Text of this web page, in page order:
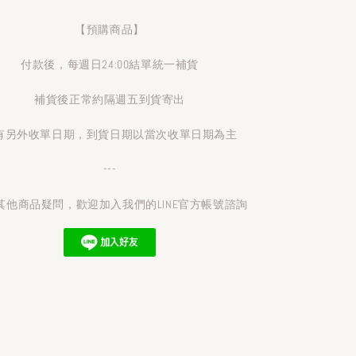
【預購商品】
付款後，每週日24:00結單統一補貨
補貨後正常約隔週五到貨寄出
另外收單日期，到貨日期以當次收單日期為主
---
他商品疑問，歡迎加入我們的LINE官方帳號諮詢